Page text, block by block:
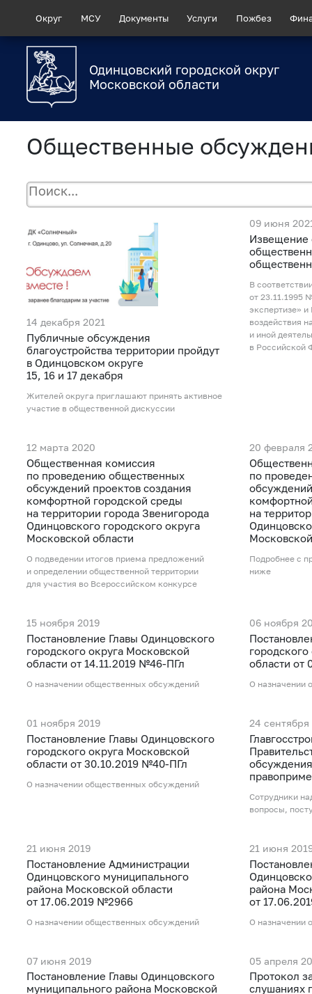
Округ МСУ Документы Услуги Пожбез
Одинцовский городской округ
Московской области
Общественные
14 декабря 2021
Публичные обсуждения
благоустройства территории пройдут
в Одинцовском округе
15, 16 и 17 декабря
Жителей округа приглашают принять активное
участие в общественной дискуссии
09 июня
Извещение
В
от 23.11.1995
экспертизе»
воздействия
и иной
в Российской
12 марта 2020
Общественная комиссия
по проведению общественных
обсуждений проектов создания
комфортной городской среды
на территории города Звенигорода
Одинцовского городского округа
Московской области
О подведении итогов приема предложений
и определении общественной территории
для участия во Всероссийском конкурсе
20 февраля
по
на
Подробнее с
ниже
15 ноября 2019
Постановление Главы Одинцовского
городского округа Московской
области от 14.11.2019 №46-ПГл
О назначении общественных обсуждений
06 ноября
области от
О назначении
01 ноября 2019
Постановление Главы Одинцовского
городского округа Московской
области от 30.10.2019 №40-ПГл
О назначении общественных обсуждений
24 сентября
Сотрудники
вопросы,
21 июня 2019
Постановление Администрации
Одинцовского муниципального
района Московской области
от 17.06.2019 №2966
О назначении общественных обсуждений
21 июня
района
от
О назначении
07 июня 2019
Постановление Главы Одинцовского
муниципального района Московской
05 апреля
Протокол
слушаниях